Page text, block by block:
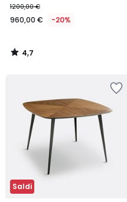
1200,00 €
960,00 € -20%
4,7
/
Saldi